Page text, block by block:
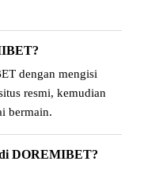
dengan mengisi
resmi, kemudian
bermain.
DOREMIBET?